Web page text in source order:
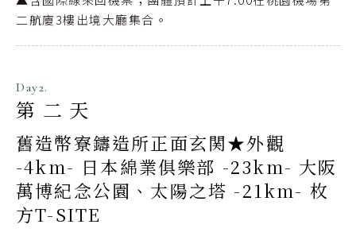
二航廈3樓出境大廳集合。
Day2.
第二天
舊造幣寮鑄造所正面玄関★外觀
-4km- 日本綿業俱樂部 -23km- 大阪
萬博紀念公園、太陽之塔 -21km- 枚
方T-SITE